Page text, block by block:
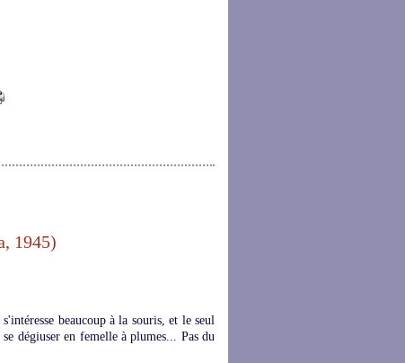
1945)
beaucoup à la souris, et le seul
dégiuser en femelle à plumes... Pas du